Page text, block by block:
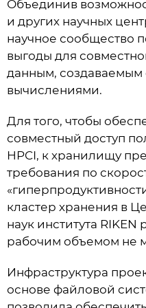
Объединив
и других научных
научное сообщество
выгоды для
данным,
вычислениями.
Для того, чтобы
совместный доступ
HPCI, к хранилищу
требования по
кластер хранения в
наук института RIKEN
рабочим объемом не
Инфраструктура
основе файловой